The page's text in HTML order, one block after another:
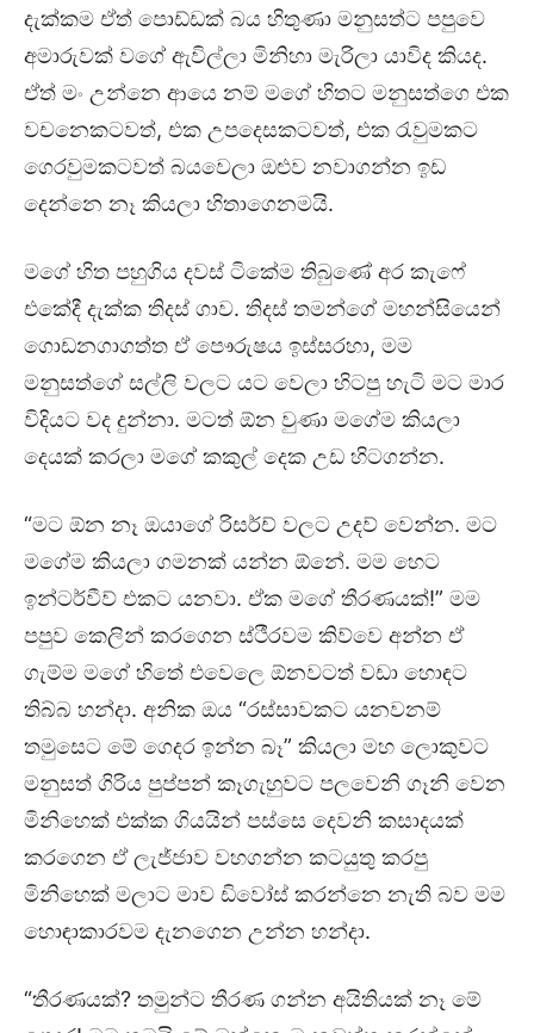
දැක්කම ඒත් පොඩ්ඩක් බය හිතුණා මනුසත්ට පපුවෙ
අමාරුවක් වගේ ඇවිල්ලා මිනිහා මැරිලා යාවිද කියද.
ඒත් මං උන්නෙ ආයෙ නම් මගේ හිතට මනුසත්ගෙ එක
වචනෙකටවත්, එක උපදෙසකටවත්, එක රැවුමකට
ගෙරවුමකටවත් බයවෙලා ඔළුව නවාගන්න ඉඩ
දෙන්නෙ නෑ කියලා හිතාගෙනමයි.
මගේ හිත පහුගිය දවස් ටිකේම තිබුණේ අර කැෆේ
එකේදී දැක්ක තිදස් ගාව. තිදස් තමන්ගේ මහන්සියෙන්
ගොඩනගාගත්ත ඒ පෞරුෂය ඉස්සරහා, මම
මනුසත්ගේ සල්ලි වලට යට වෙලා හිටපු හැටි මට මාර
විදියට වද දුන්නා. මටත් ඕන වුණා මගේම කියලා
දෙයක් කරලා මගේ කකුල් දෙක උඩ හිටගන්න.
“මට ඕන නෑ ඔයාගේ රිසර්ච් වලට උදව් වෙන්න. මට
මගේම කියලා ගමනක් යන්න ඕනේ. මම හෙට
ඉන්ටර්වීව් එකට යනවා. ඒක මගේ තීරණයක්!” මම
පපුව කෙලින් කරගෙන ස්ථීරවම කිව්වෙ අන්න ඒ
ගැම්ම මගේ හිතේ එවෙලෙ ඕනවටත් වඩා හොඳට
තිබ්බ හන්දා. අනික ඔය “රස්සාවකට යනවනම්
තමුසෙට මේ ගෙදර ඉන්න බෑ” කියලා මහ ලොකුවට
මනුසත් ගිරිය පුප්පන් කෑගැහුවට පලවෙනි ගෑනි වෙන
මිනිහෙක් එක්ක ගියයින් පස්සෙ දෙවනි කසාදයක්
කරගෙන ඒ ලැජ්ජාව වහගන්න කටයුතු කරපු
මිනිහෙක් මලාට මාව ඩිවෝස් කරන්නෙ නැති බව මම
හොඳාකාරවම දැනගෙන උන්න හන්දා.
“තීරණයක්? තමුන්ට තීරණ ගන්න අයිතියක් නෑ මේ